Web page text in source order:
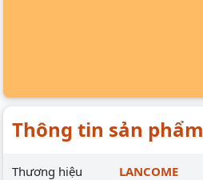
Thông tin sản phẩm
Thương hiệu LANCOME